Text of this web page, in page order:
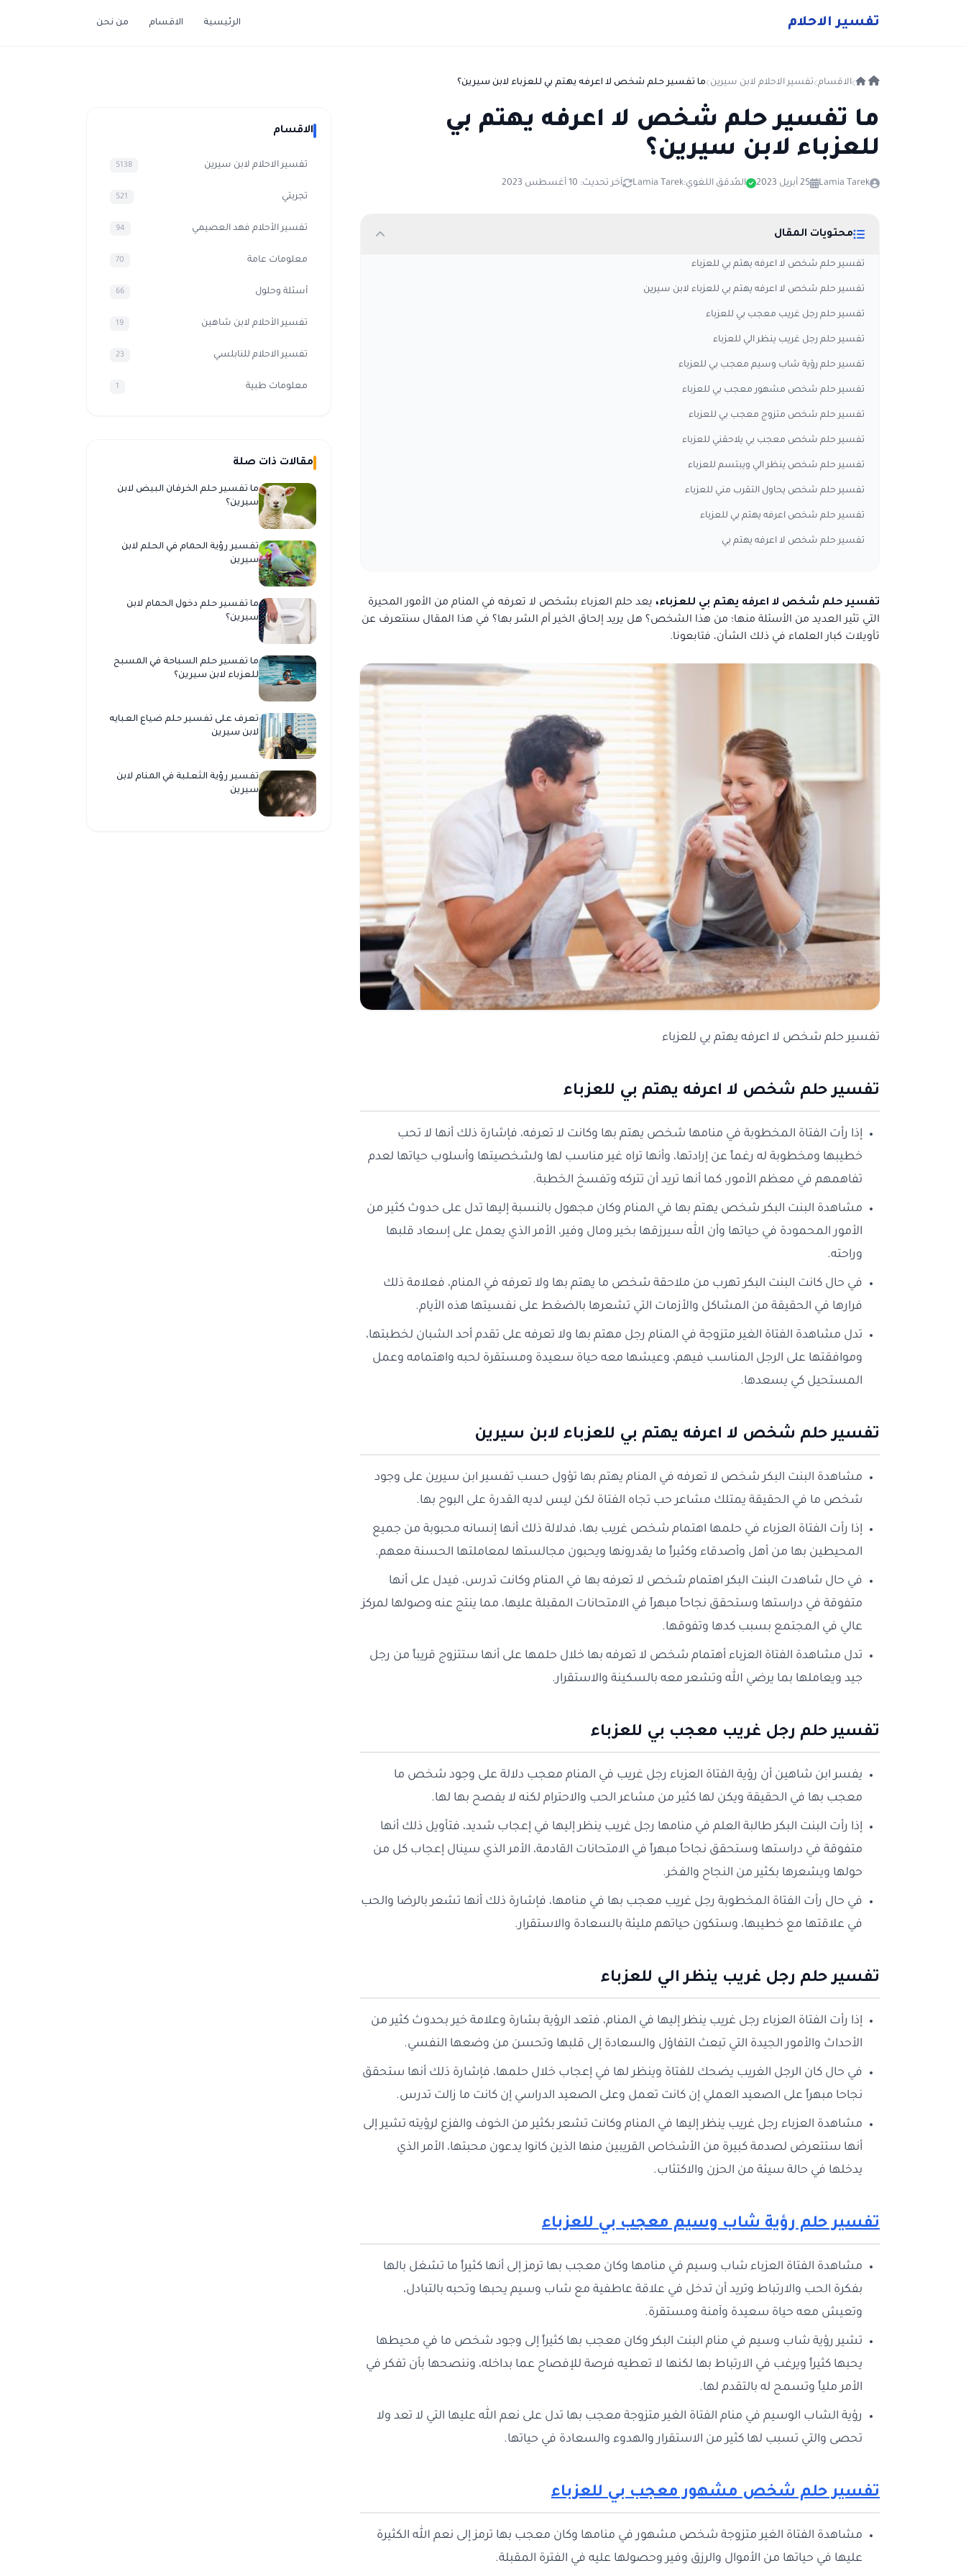
تفسير الاحلام الرئيسية الاقسام من نحن
الاقسام تفسير الاحلام لابن سيرين ما تفسير حلم شخص لا اعرفه يهتم بي للعزباء لابن سيرين؟
ما تفسير حلم شخص لا اعرفه يهتم بي
للعزباء لابن سيرين؟
Lamia Tarek 25 أبريل 2023 المُدقق اللغوي:Lamia Tarek آخر تحديث: 10 أغسطس 2023
محتويات المقال
تفسير حلم شخص لا اعرفه يهتم بي للعزباء
تفسير حلم شخص لا اعرفه يهتم بي للعزباء لابن سيرين
تفسير حلم رجل غريب معجب بي للعزباء
تفسير حلم رجل غريب ينظر الي للعزباء
تفسير حلم رؤية شاب وسيم معجب بي للعزباء
تفسير حلم شخص مشهور معجب بي للعزباء
تفسير حلم شخص متزوج معجب بي للعزباء
تفسير حلم شخص معجب بي يلاحقني للعزباء
تفسير حلم شخص ينظر الي ويبتسم للعزباء
تفسير حلم شخص يحاول التقرب مني للعزباء
تفسير حلم شخص اعرفه يهتم بي للعزباء
تفسير حلم شخص لا اعرفه يهتم بي
تفسير حلم شخص لا اعرفه يهتم بي للعزباء، يعد حلم العزباء بشخص لا تعرفه في المنام من الأمور المحيرة
التي تثير العديد من الأسئلة منها؛ من هذا الشخص؟ هل يريد إلحاق الخير أم الشر بها؟ في هذا المقال سنتعرف عن
تأويلات كبار العلماء في ذلك الشأن، فتابعونا.
تفسير حلم شخص لا اعرفه يهتم بي للعزباء
تفسير حلم شخص لا اعرفه يهتم بي للعزباء
إذا رأت الفتاة المخطوبة في منامها شخص يهتم بها وكانت لا تعرفه، فإشارة ذلك أنها لا تحب
خطيبها ومخطوبة له رغماً عن إرادتها، وأنها تراه غير مناسب لها ولشخصيتها وأسلوب حياتها لعدم
تفاهمهم في معظم الأمور، كما أنها تريد أن تتركه وتفسخ الخطبة.
مشاهدة البنت البكر شخص يهتم بها في المنام وكان مجهول بالنسبة إليها تدل على حدوث كثير من
الأمور المحمودة في حياتها وأن الله سيرزقها بخير ومال وفير، الأمر الذي يعمل على إسعاد قلبها
وراحته.
في حال كانت البنت البكر تهرب من ملاحقة شخص ما يهتم بها ولا تعرفه في المنام، فعلامة ذلك
فرارها في الحقيقة من المشاكل والأزمات التي تشعرها بالضغط على نفسيتها هذه الأيام.
تدل مشاهدة الفتاة الغير متزوجة في المنام رجل مهتم بها ولا تعرفه على تقدم أحد الشبان لخطبتها،
وموافقتها على الرجل المناسب فيهم، وعيشها معه حياة سعيدة ومستقرة لحبه واهتمامه وعمل
المستحيل كي يسعدها.
تفسير حلم شخص لا اعرفه يهتم بي للعزباء لابن سيرين
مشاهدة البنت البكر شخص لا تعرفه في المنام يهتم بها تؤول حسب تفسير ابن سيرين على وجود
شخص ما في الحقيقة يمتلك مشاعر حب تجاه الفتاة لكن ليس لديه القدرة على البوح بها.
إذا رأت الفتاة العزباء في حلمها اهتمام شخص غريب بها، فدلالة ذلك أنها إنسانه محبوبة من جميع
المحيطين بها من أهل وأصدقاء وكثيراً ما يقدرونها ويحبون مجالستها لمعاملتها الحسنة معهم.
في حال شاهدت البنت البكر اهتمام شخص لا تعرفه بها في المنام وكانت تدرس، فيدل على أنها
متفوقة في دراستها وستحقق نجاحاً مبهراً في الامتحانات المقبلة عليها، مما ينتج عنه وصولها لمركز
عالي في المجتمع بسبب كدها وتفوقها.
تدل مشاهدة الفتاة العزباء أهتمام شخص لا تعرفه بها خلال حلمها على أنها ستتزوج قريباً من رجل
جيد ويعاملها بما يرضي الله وتشعر معه بالسكينة والاستقرار.
تفسير حلم رجل غريب معجب بي للعزباء
يفسر ابن شاهين أن رؤية الفتاة العزباء رجل غريب في المنام معجب دلالة على وجود شخص ما
معجب بها في الحقيقة ويكن لها كثير من مشاعر الحب والاحترام لكنه لا يفصح بها لها.
إذا رأت البنت البكر طالبة العلم في منامها رجل غريب ينظر إليها في إعجاب شديد، فتأويل ذلك أنها
متفوقة في دراستها وستحقق نجاحاً مبهراً في الامتحانات القادمة، الأمر الذي سينال إعجاب كل من
حولها ويشعرها بكثير من النجاح والفخر.
في حال رأت الفتاة المخطوبة رجل غريب معجب بها في منامها، فإشارة ذلك أنها تشعر بالرضا والحب
في علاقتها مع خطيبها، وستكون حياتهم مليئة بالسعادة والاستقرار.
تفسير حلم رجل غريب ينظر الي للعزباء
إذا رأت الفتاة العزباء رجل غريب ينظر إليها في المنام، فتعد الرؤية بشارة وعلامة خير بحدوث كثير من
الأحداث والأمور الجيدة التي تبعث التفاؤل والسعادة إلى قلبها وتحسن من وضعها النفسي.
في حال كان الرجل الغريب يضحك للفتاة وينظر لها في إعجاب خلال حلمها، فإشارة ذلك أنها ستحقق
نجاحا مبهراً على الصعيد العملي إن كانت تعمل وعلى الصعيد الدراسي إن كانت ما زالت تدرس.
مشاهدة العزباء رجل غريب ينظر إليها في المنام وكانت تشعر بكثير من الخوف والفزع لرؤيته تشير إلى
أنها ستتعرض لصدمة كبيرة من الأشخاص القريبين منها الذين كانوا يدعون محبتها، الأمر الذي
يدخلها في حالة سيئة من الحزن والاكتئاب.
تفسير حلم رؤية شاب وسيم معجب بي للعزباء
مشاهدة الفتاة العزباء شاب وسيم في منامها وكان معجب بها ترمز إلى أنها كثيراً ما تشغل بالها
بفكرة الحب والارتباط وتريد أن تدخل في علاقة عاطفية مع شاب وسيم يحبها وتحبه بالتبادل،
وتعيش معه حياة سعيدة وآمنة ومستقرة.
تشير رؤية شاب وسيم في منام البنت البكر وكان معجب بها كثيراً إلى وجود شخص ما في محيطها
يحبها كثيراً ويرغب في الارتباط بها لكنها لا تعطيه فرصة للإفصاح عما بداخله، وننصحها بأن تفكر في
الأمر ملياً وتسمح له بالتقدم لها.
رؤية الشاب الوسيم في منام الفتاة الغير متزوجة معجب بها تدل على نعم الله عليها التي لا تعد ولا
تحصى والتي تسبب لها كثير من الاستقرار والهدوء والسعادة في حياتها.
تفسير حلم شخص مشهور معجب بي للعزباء
مشاهدة الفتاة الغير متزوجة شخص مشهور في منامها وكان معجب بها ترمز إلى نعم الله الكثيرة
عليها في حياتها من الأموال والرزق وفير وحصولها عليه في الفترة المقبلة.
الاقسام
تفسير الاحلام لابن سيرين 5138
تجربتي 521
تفسير الأحلام فهد العصيمي 94
معلومات عامة 70
أسئلة وحلول 66
تفسير الأحلام لابن شاهين 19
تفسير الاحلام للنابلسي 23
معلومات طبية 1
مقالات ذات صلة
ما تفسير حلم الخرفان البيض لابن
سيرين؟
تفسير رؤية الحمام في الحلم لابن
سيرين
ما تفسير حلم دخول الحمام لابن
سيرين؟
ما تفسير حلم السباحة في المسبح
للعزباء لابن سيرين؟
تعرف على تفسير حلم ضياع العبايه
لابن سيرين
تفسير رؤية الثعلبة في المنام لابن
سيرين